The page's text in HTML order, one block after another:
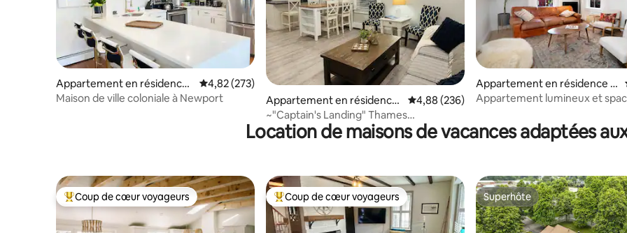
Appartement en résidence ⋅
Newport
Évaluation moyenne sur la base de 273 commentaires : 4,82 sur 5
4,82 (273)
Maison de ville coloniale à Newport
Appartement en résidence
⋅ Newport
Évaluation moyenne sur la base de 236
4,88 (236)
~"Captain's Landing" Thames
Condo+Parking!
Appartement en résidence ⋅
Newport
Appartement lumineux et
Location de maisons de vacances adaptées
Coups de cœur voyageurs les plus appréciés
Coup de cœur voyageurs Coups de cœur voyageurs les plus appréciés
Coup de cœur voyageurs Superhôte
Superhôte